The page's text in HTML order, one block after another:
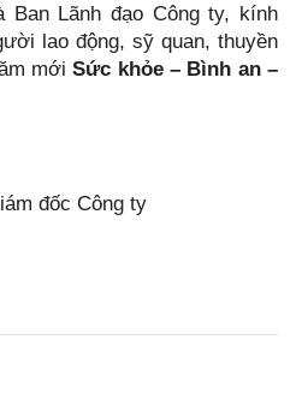
Ban Lãnh đạo Công ty, kính
lao động, sỹ quan, thuyền
mớiSức khỏe – Bình an –
đốc Công ty